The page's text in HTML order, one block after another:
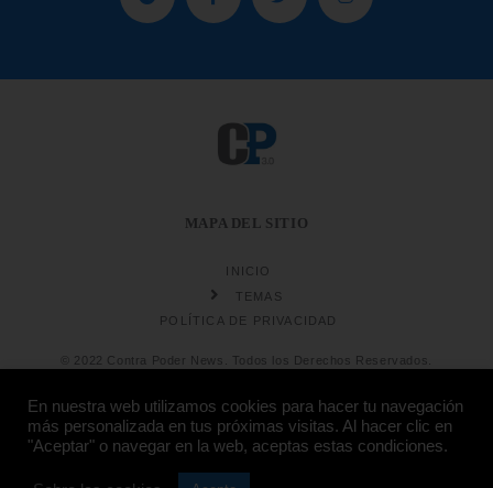
MAPA DEL SITIO
INICIO
TEMAS
POLÍTICA DE PRIVACIDAD
© 2022 Contra Poder News. Todos los Derechos Reservados.
En nuestra web utilizamos cookies para hacer tu navegación
más personalizada en tus próximas visitas. Al hacer clic en
"Aceptar" o navegar en la web, aceptas estas condiciones.